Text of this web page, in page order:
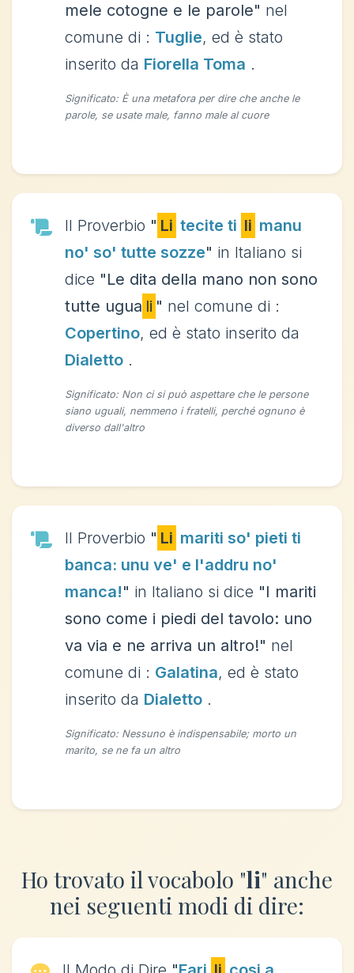
mele cotogne e le parole" nel
comune di : Tuglie, ed è stato
inserito da Fiorella Toma .
Significato: È una metafora per dire che anche le
parole, se usate male, fanno male al cuore
Il Proverbio " Li tecite ti li manu
no' so' tutte sozze" in Italiano si
dice "Le dita della mano non sono
tutte ugua li " nel comune di :
Copertino, ed è stato inserito da
Dialetto .
Significato: Non ci si può aspettare che le persone
siano uguali, nemmeno i fratelli, perché ognuno è
diverso dall'altro
Il Proverbio " Li mariti so' pieti ti
banca: unu ve' e l'addru no'
manca!" in Italiano si dice "I mariti
sono come i piedi del tavolo: uno
va via e ne arriva un altro!" nel
comune di : Galatina, ed è stato
inserito da Dialetto .
Significato: Nessuno è indispensabile; morto un
marito, se ne fa un altro
Ho trovato il vocabolo "li" anche
nei seguenti modi di dire: